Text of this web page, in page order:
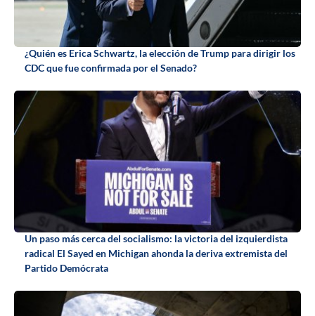
¿Quién es Erica Schwartz, la elección de Trump para dirigir los
CDC que fue confirmada por el Senado?
Un paso más cerca del socialismo: la victoria del izquierdista
radical El Sayed en Michigan ahonda la deriva extremista del
Partido Demócrata